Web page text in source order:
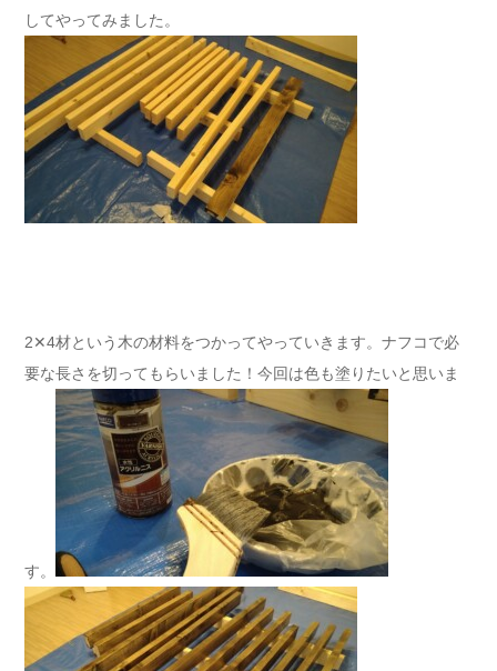
してやってみました。
2✕4材という木の材料をつかってやっていきます。ナフコで必
要な長さを切ってもらいました！今回は色も塗りたいと思いま
す。